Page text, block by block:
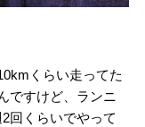
くらい走ってた
ですけど、ランニ
回くらいでやって